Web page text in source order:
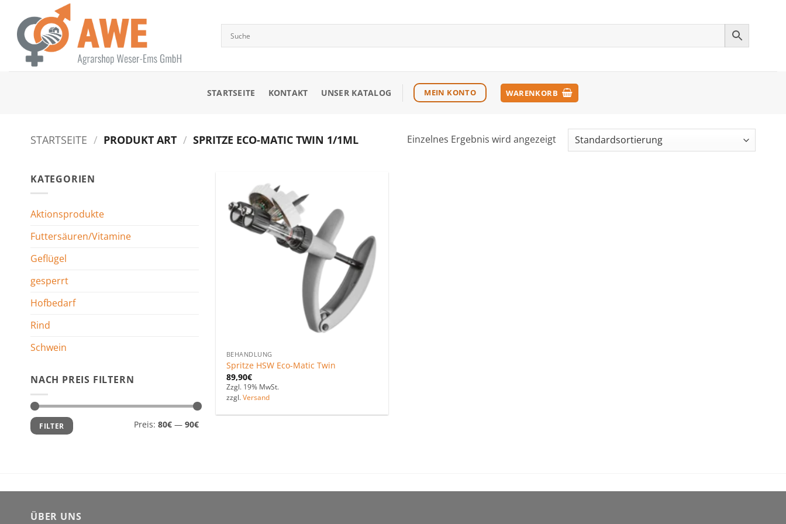
Inhalt
springen
STARTSEITE KONTAKT UNSER KATALOG MEIN KONTO WARENKORB
STARTSEITE / PRODUKT ART / SPRITZE ECO-MATIC TWIN 1/1ML Einzelnes Ergebnis wird angezeigt
KATEGORIEN
Aktionsprodukte
Futtersäuren/Vitamine
Geflügel
gesperrt
Hofbedarf
Rind
Schwein
NACH PREIS FILTERN
Min.
Preis
Max.
Preis
FILTER Preis: 80€— 90€
hinzufügen
BEHANDLUNG
Spritze HSW Eco-Matic Twin
89,90€
Zzgl. 19% MwSt.
zzgl. Versand
ÜBER UNS